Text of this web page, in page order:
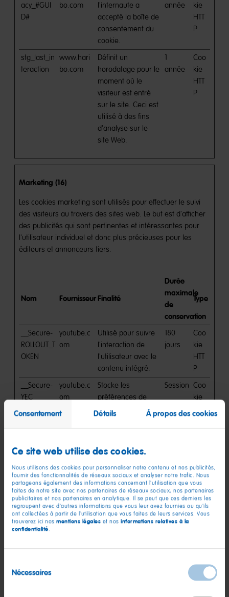
Consentement Détails À propos des cookies
Ce site web utilise des cookies.
Nous utilisons des cookies pour personnaliser notre contenu et nos publicités,
fournir des fonctionnalités de réseaux sociaux et analyser notre trafic. Nous
partageons également des informations concernant l'utilisation que vous
faites de notre site avec nos partenaires de réseaux sociaux, nos partenaires
publicitaires et nos partenaires en analytique. Il se peut que ces derniers les
regroupent avec d'autres informations que vous leur avez fournies ou qu'ils
ont collectées à partir de l'utilisation que vous faites de leurs services. Vous
trouverez ici nos mentions légales et nos informations relatives à la
confidentialité.
duNécessaires
acy_#GUI
D#
bo.com
l'internaute a
accepté la boîte de
consentement du
cookie.
année
kie
HTT
P
stg_last_in
teraction
www.hari
bo.com
Définit un
horodatage pour le
moment où le
visiteur est entré
sur le site. Ceci est
utilisé à des fins
d'analyse sur le
site Web.
1
année
Coo
kie
HTT
P
Marketing (16)
Les cookies marketing sont utilisés pour effectuer le suivi
des visiteurs au travers des sites web. Le but est d'afficher
des publicités qui sont pertinentes et intéressantes pour
l'utilisateur individuel et donc plus précieuses pour les
éditeurs et annonceurs tiers.
Nom Fournisseur Finalité
Durée
maximale
de
conservation
Type
__Secure-
ROLLOUT_T
OKEN
youtube.c
om
Utilisé pour suivre
l'interaction de
l'utilisateur avec le
contenu intégré.
180
jours
Coo
kie
HTT
P
__Secure-
YEC
youtube.c
om
Stocke les
préférences de
lecture vidéo de
l'utilisateur pour les
Session Coo
kie
YNID
om
l'interaction de
l'utilisateur avec le
contenu intégré.
jours
kie
HTT
P
_fbp
haribo.co
m
Utilisé par
Facebook pour
de produits
3 mois
Coo
P